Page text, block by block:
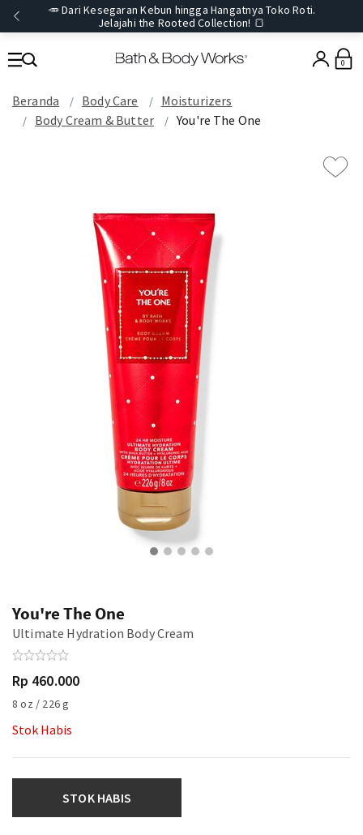
🥕 Dari Kesegaran Kebun hingga Hangatnya Toko Roti.
Jelajahi the Rooted Collection! 🍞
0
Beranda Body Care
Moisturizers
Body Cream & Butter
You're The One
You're The One
Ultimate Hydration Body Cream
Rp 460.000
8 oz / 226 g
Stok Habis
STOK HABIS